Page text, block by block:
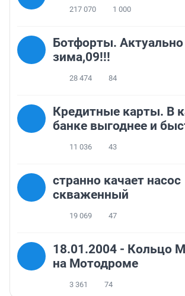
217 070 1 000
Ботфорты.
зима,09!!!
28 474 84
Кредитные карты. В
банке выгоднее и
11 036 43
странно качает насос
скваженный
19 069 47
18.01.2004 - Кольцо
на Мотодроме
3 361 74